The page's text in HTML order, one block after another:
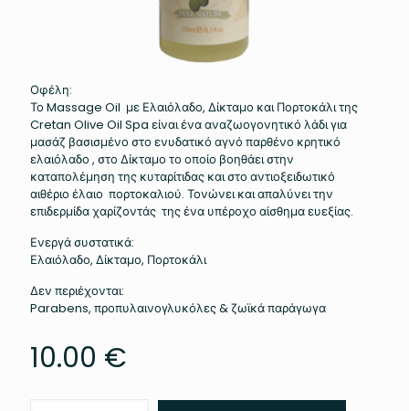
Οφέλη:
Το Massage Oil με Ελαιόλαδο, Δίκταμο και Πορτοκάλι της
Cretan Olive Oil Spa είναι ένα αναζωογονητικό λάδι για
μασάζ βασισμένο στο ενυδατικό αγνό παρθένο κρητικό
ελαιόλαδο , στο Δίκταμο το οποίο βοηθάει στην
καταπολέμηση της κυταρίτιδας και στο αντιοξειδωτικό
αιθέριο έλαιο πορτοκαλιού. Τονώνει και απαλύνει την
επιδερμίδα χαρίζοντάς της ένα υπέροχο αίσθημα ευεξίας.
Ενεργά συστατικά:
Ελαιόλαδο, Δίκταμο, Πορτοκάλι
Δεν περιέχονται:
Parabens, προπυλαινογλυκόλες & ζωϊκά παράγωγα
10.00 €